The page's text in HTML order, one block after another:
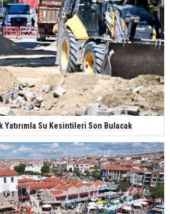
Yatırımla Su Kesintileri Son Bulacak